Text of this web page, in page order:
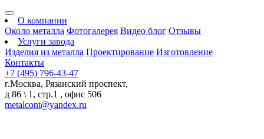
О компании
Около металла Фотогалерея Видео блог Отзывы
Услуги завода
Изделия из металла Проектирование Изготовление
Контакты
+7 (495) 796-43-47
г.Москва, Рязанский проспект,
д 86 \ 1, стр.1 , офис 506
metalcont@yandex.ru